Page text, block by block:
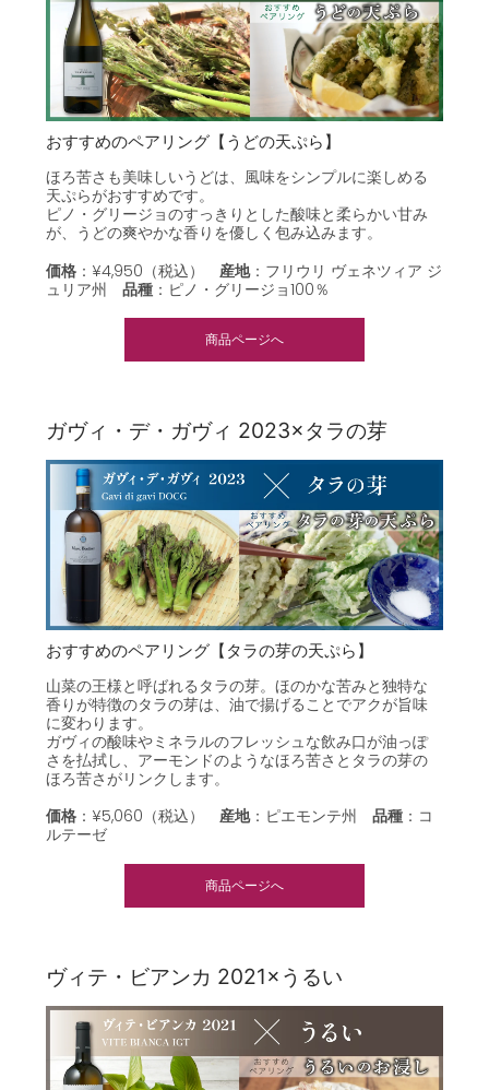
おすすめのペアリング【うどの天ぷら】
ほろ苦さも美味しいうどは、風味をシンプルに楽しめる
天ぷらがおすすめです。
ピノ・グリージョのすっきりとした酸味と柔らかい甘み
が、うどの爽やかな香りを優しく包み込みます。
価格 ：¥4,950（税込）産地：フリウリ ヴェネツィア ジ
ュリア州品種 ： ピノ・グリージョ100％
商品ページへ
ガヴィ・デ・ガヴィ 2023×タラの芽
おすすめのペアリング【タラの芽の天ぷら】
山菜の王様と呼ばれるタラの芽。ほのかな苦みと独特な
香りが特徴のタラの芽は、油で揚げることでアクが旨味
に変わります。
ガヴィの酸味やミネラルのフレッシュな飲み口が油っぽ
さを払拭し、アーモンドのようなほろ苦さとタラの芽の
ほろ苦さがリンクします。
価格 ：¥5,060（税込）産地：ピエモンテ州品種 ： コ
ルテーゼ
商品ページへ
ヴィテ・ビアンカ 2021×うるい